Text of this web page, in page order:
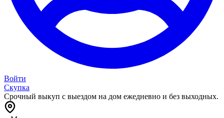
Войти
Скупка
Срочный выкуп с выездом на дом ежедневно и без выходных.